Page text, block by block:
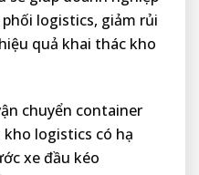
logistics, giảm rủi
quả khai thác kho
chuyển container
logistics có hạ
xe đầu kéo